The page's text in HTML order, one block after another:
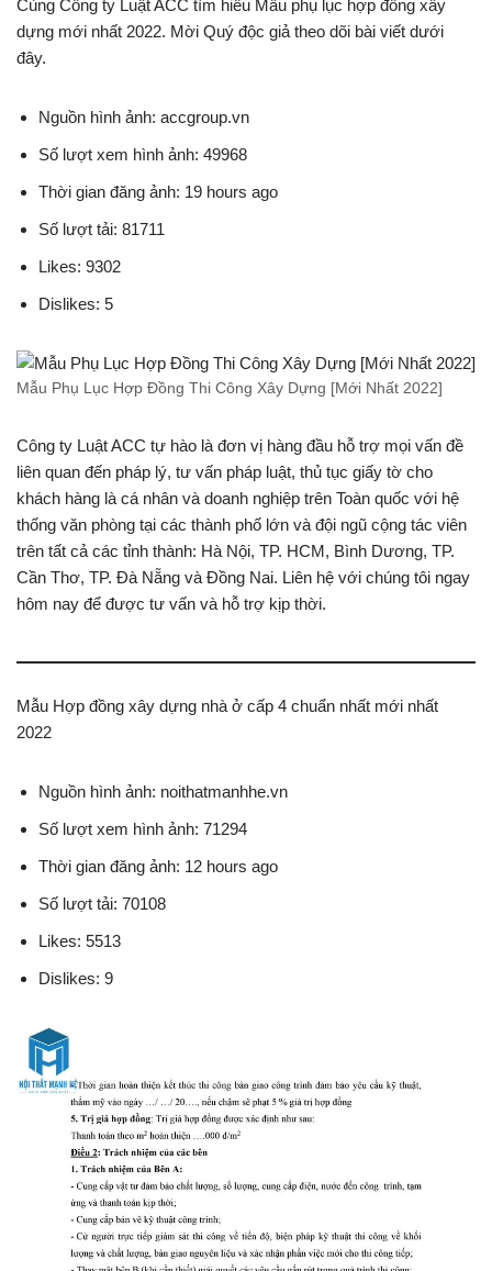
Cùng Công ty Luật ACC tìm hiểu Mẫu phụ lục hợp đồng xây
dựng mới nhất 2022. Mời Quý độc giả theo dõi bài viết dưới
đây.
Nguồn hình ảnh: accgroup.vn
Số lượt xem hình ảnh: 49968
Thời gian đăng ảnh: 19 hours ago
Số lượt tải: 81711
Likes: 9302
Dislikes: 5
Mẫu Phụ Lục Hợp Đồng Thi Công Xây Dựng [Mới Nhất 2022]
Công ty Luật ACC tự hào là đơn vị hàng đầu hỗ trợ mọi vấn đề
liên quan đến pháp lý, tư vấn pháp luật, thủ tục giấy tờ cho
khách hàng là cá nhân và doanh nghiệp trên Toàn quốc với hệ
thống văn phòng tại các thành phố lớn và đội ngũ cộng tác viên
trên tất cả các tỉnh thành: Hà Nội, TP. HCM, Bình Dương, TP.
Cần Thơ, TP. Đà Nẵng và Đồng Nai. Liên hệ với chúng tôi ngay
hôm nay để được tư vấn và hỗ trợ kịp thời.
Mẫu Hợp đồng xây dựng nhà ở cấp 4 chuẩn nhất mới nhất
2022
Nguồn hình ảnh: noithatmanhhe.vn
Số lượt xem hình ảnh: 71294
Thời gian đăng ảnh: 12 hours ago
Số lượt tải: 70108
Likes: 5513
Dislikes: 9